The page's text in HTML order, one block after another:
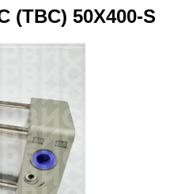
50X400-S